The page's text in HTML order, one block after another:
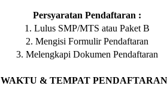
Persyaratan Pendaftaran :
1. Lulus SMP/MTS atau Paket B
2. Mengisi Formulir Pendaftaran
3. Melengkapi Dokumen Pendaftaran
WAKTU & TEMPAT